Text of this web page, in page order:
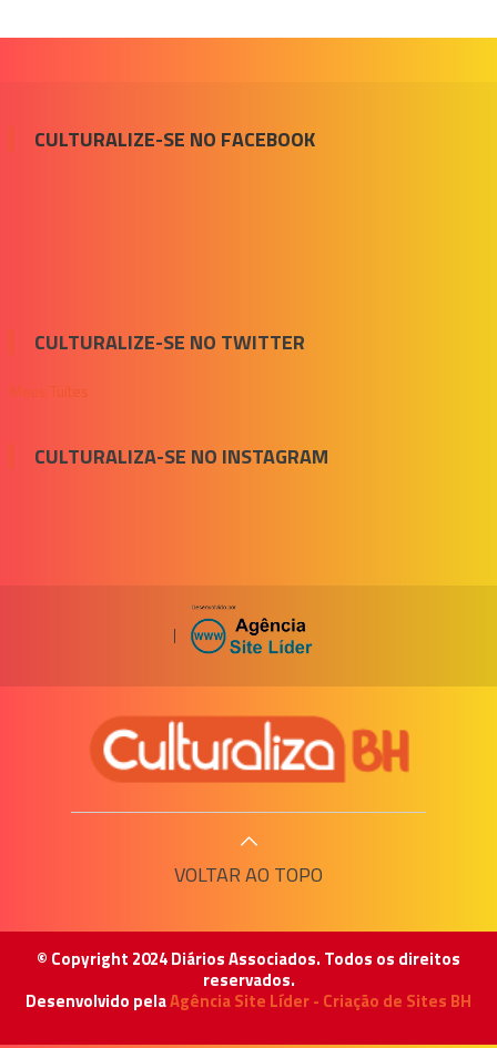
CULTURALIZE-SE NO FACEBOOK
CULTURALIZE-SE NO TWITTER
Meus Tuítes
CULTURALIZA-SE NO INSTAGRAM
|
VOLTAR AO TOPO
© Copyright 2024 Diários Associados. Todos os direitos
reservados.
Desenvolvido pelaAgência Site Líder - Criação de Sites BH